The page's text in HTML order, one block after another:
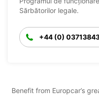
Sărbătorilor legale.
+44 (0)
Benefit from Europcar’s